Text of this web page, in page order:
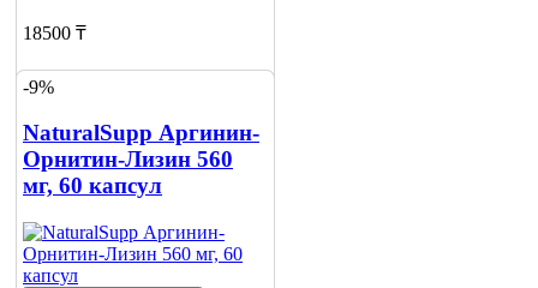
18500 ₸
20350 ₸
Добавить в корзину
2
-9%
NaturalSupp Аргинин-
Орнитин-Лизин 560
мг, 60 капсул